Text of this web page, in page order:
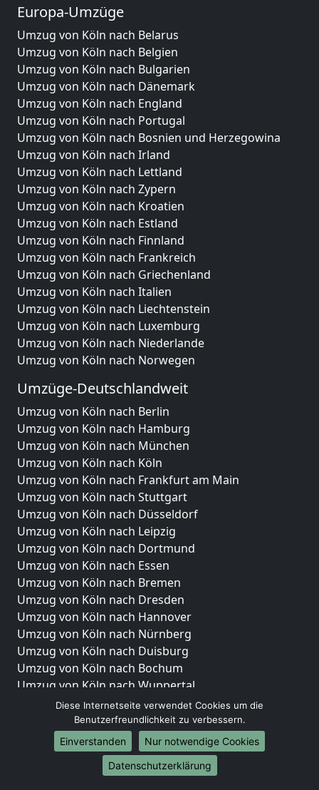
Europa-Umzüge
Umzug von Köln nach Belarus
Umzug von Köln nach Belgien
Umzug von Köln nach Bulgarien
Umzug von Köln nach Dänemark
Umzug von Köln nach England
Umzug von Köln nach Portugal
Umzug von Köln nach Bosnien und Herzegowina
Umzug von Köln nach Irland
Umzug von Köln nach Lettland
Umzug von Köln nach Zypern
Umzug von Köln nach Kroatien
Umzug von Köln nach Estland
Umzug von Köln nach Finnland
Umzug von Köln nach Frankreich
Umzug von Köln nach Griechenland
Umzug von Köln nach Italien
Umzug von Köln nach Liechtenstein
Umzug von Köln nach Luxemburg
Umzug von Köln nach Niederlande
Umzug von Köln nach Norwegen
Umzüge-Deutschlandweit
Umzug von Köln nach Berlin
Umzug von Köln nach Hamburg
Umzug von Köln nach München
Umzug von Köln nach Köln
Umzug von Köln nach Frankfurt am Main
Umzug von Köln nach Stuttgart
Umzug von Köln nach Düsseldorf
Umzug von Köln nach Leipzig
Umzug von Köln nach Dortmund
Umzug von Köln nach Essen
Umzug von Köln nach Bremen
Umzug von Köln nach Dresden
Umzug von Köln nach Hannover
Umzug von Köln nach Nürnberg
Umzug von Köln nach Duisburg
Umzug von Köln nach Bochum
Umzug von Köln nach Wuppertal
Umzug von Köln nach Bielefeld
Umzug von Köln nach Bonn
Umzug von Köln nach Münster
Internationale-Umzüge
Diese Internetseite verwendet Cookies um die
Benutzerfreundlichkeit zu verbessern.
Einverstanden
Nur notwendige Cookies
Datenschutzerklärung